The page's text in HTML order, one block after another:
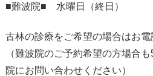
■難波院■ 水曜日（終日）
古林の診療をご希望の場合はお電
（難波院のご予約希望の方場合
院にお問い合わせください）